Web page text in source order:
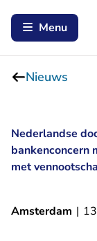
Menu
Nieuws
Nederlandse
bankenconcern
met
Amsterdam |